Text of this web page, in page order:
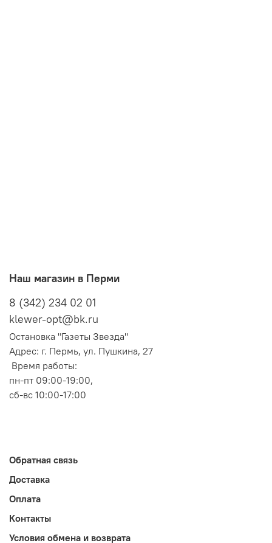
Наш магазин в Перми
8 (342) 234 02 01
klewer-opt@bk.ru
Остановка "Газеты Звезда"
Адрес: г. Пермь, ул. Пушкина, 27
Время работы:
пн-пт 09:00-19:00,
сб-вс 10:00-17:00
Обратная связь
Доставка
Оплата
Контакты
Условия обмена и возврата